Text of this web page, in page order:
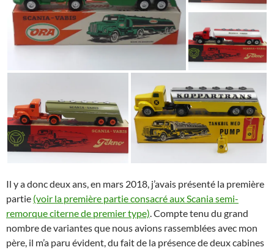
Il y a donc deux ans, en mars 2018, j’avais présenté la première
partie (voir la première partie consacré aux Scania semi-
remorque citerne de premier type) . Compte tenu du grand
nombre de variantes que nous avions rassemblées avec mon
père, il m’a paru évident, du fait de la présence de deux cabines